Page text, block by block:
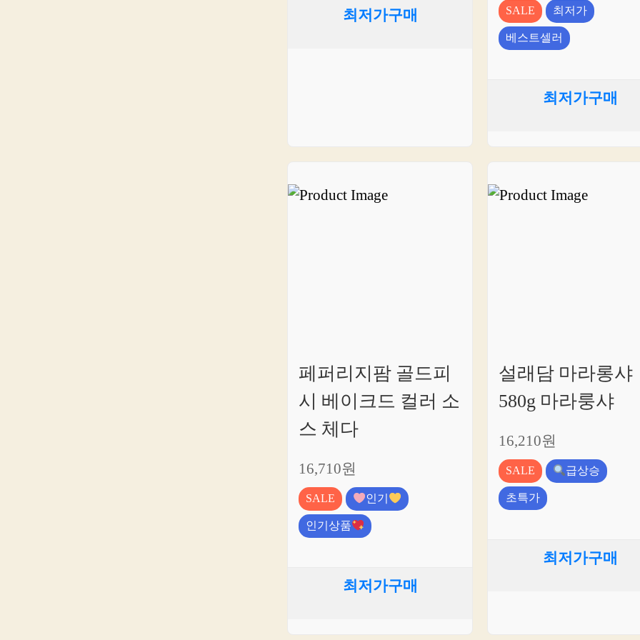
최저가구매 SALE
최저가
베스트셀러
최저가구매
페퍼리지팜 골드피
시 베이크드 컬러 소
스 체다
16,710원
SALE
인기
인기상품
최저가구매
설래담 마라롱샤
580g 마라룽샤
16,210원
SALE
급상승
초특가
최저가구매